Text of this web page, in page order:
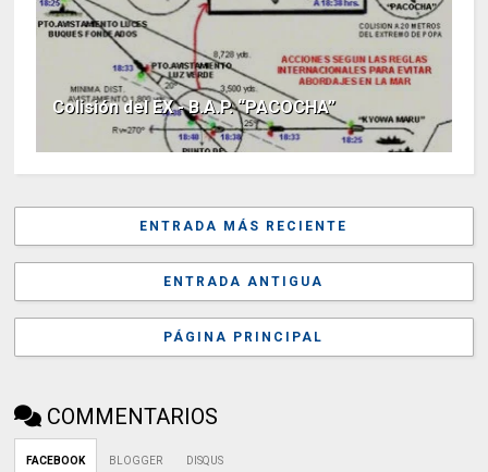
Colisión del EX - B.A.P. “PACOCHA”
ENTRADA MÁS RECIENTE
ENTRADA ANTIGUA
PÁGINA PRINCIPAL
COMMENTARIOS
FACEBOOK BLOGGER DISQUS